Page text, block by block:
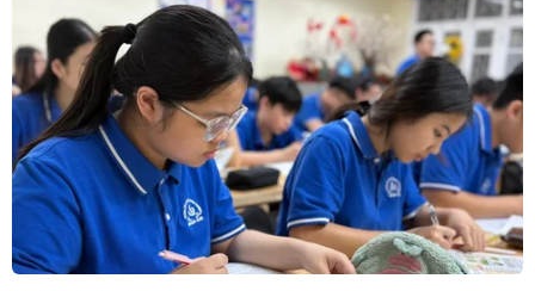
TIN CÙNG CHUYÊN MỤC
Nứt núi, Thanh Hóa sơ tán khẩn cấp
nhiều hộ dân
07/08/2026 13:17